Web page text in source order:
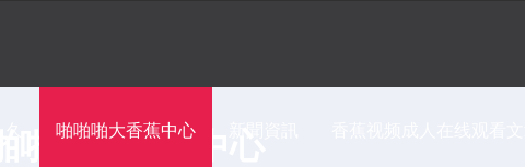
啪啪啪大香蕉中心
啪啪啪大香蕉中心